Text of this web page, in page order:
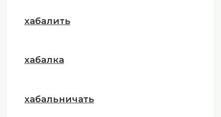
хабалить
хабалка
хабальничать